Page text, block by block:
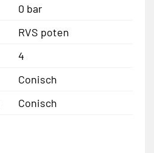
0 bar
RVS poten
4
Conisch
Conisch